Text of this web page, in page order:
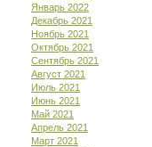
Январь 2022
Декабрь 2021
Ноябрь 2021
Октябрь 2021
Сентябрь 2021
Август 2021
Июль 2021
Июнь 2021
Май 2021
Апрель 2021
Март 2021